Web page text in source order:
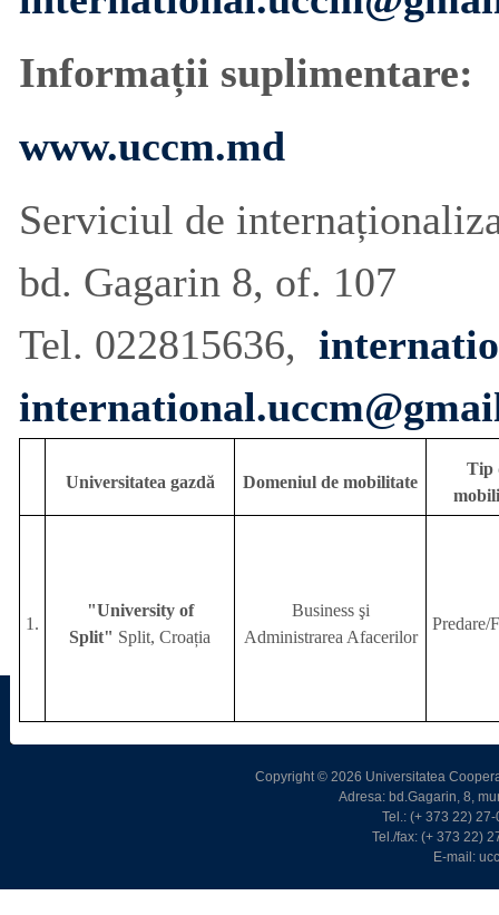
Informații suplimentare:
www.uccm.md
Serviciul de
bd. Gagarin 8, of. 107
Tel. 022815636,
Universitatea gazdă Domeniul de mobilitate
Tip
1.
"University of
Split" Split, Croația
Business şi
Administrarea Afacerilor
Predare/
Copyright © 2026 Universitatea
Adresa: bd.Gagarin, 8,
Tel.: (+ 373 22)
Tel./fax: (+ 373 22)
E-mail: